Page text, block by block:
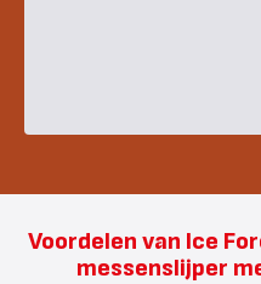
Voordelen van Ice
messenslijper